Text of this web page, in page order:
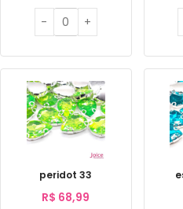
peridot 33
R$ 68,99